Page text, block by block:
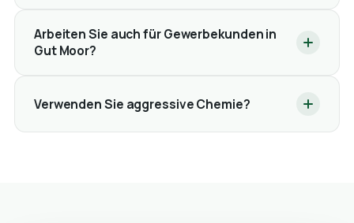
Arbeiten Sie auch für Gewerbekunden in
Gut Moor?
Verwenden Sie aggressive Chemie?